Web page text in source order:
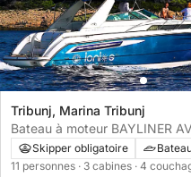
Tribunj, Marina Tribunj
Bateau à moteur BAYLINER
40 700cv
Skipper obligatoire
11 personnes · 3 cabines · 4